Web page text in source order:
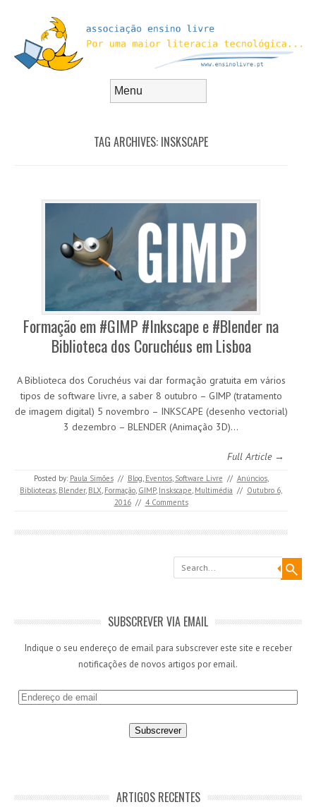
TAG ARCHIVES: INSKSCAPE
Formação em #GIMP #Inkscape e #Blender na
Biblioteca dos Coruchéus em Lisboa
A Biblioteca dos Coruchéus vai dar formação gratuita em vários
tipos de software livre, a saber 8 outubro – GIMP (tratamento
de imagem digital) 5 novembro – INKSCAPE (desenho vectorial)
3 dezembro – BLENDER (Animação 3D)…
Full Article →
Posted by: Paula Simões // Blog, Eventos, Software Livre // Anúncios,
Bibliotecas, Blender, BLX, Formação, GIMP, Inskscape, Multimédia // Outubro 6,
2016 // 4 Comments
Search
SUBSCREVER VIA EMAIL
Indique o seu endereço de email para subscrever este site e receber
notificações de novos artigos por email.
E
ARTIGOS RECENTES